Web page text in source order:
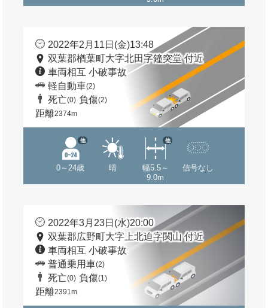
2022年2月11日(金)13:48
双葉郡楢葉町大字北田字鐘突堂 付近
車両相互 小破事故
軽自動車(2)
死亡(0) 負傷(2)
距離2374m
0～24歳
他
晴
幅5.5～
9.0m
他
信号なし
2022年3月23日(水)20:00
双葉郡広野町大字上北迫字関山 付近
車両相互 小破事故
普通乗用車(2)
死亡(0) 負傷(1)
距離2391m